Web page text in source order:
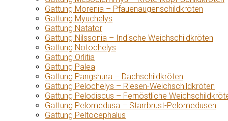
Gattung Morenia – Pfauenaugenschildkröten
Gattung Myuchelys
Gattung Natator
Gattung Nilssonia – Indische Weichschildkröten
Gattung Notochelys
Gattung Orlitia
Gattung Palea
Gattung Pangshura – Dachschildkröten
Gattung Pelochelys – Riesen-Weichschildkröten
Gattung Pelodiscus – Fernöstliche
Gattung Pelomedusa – Starrbrust-Pelomedusen
Gattung Peltocephalus